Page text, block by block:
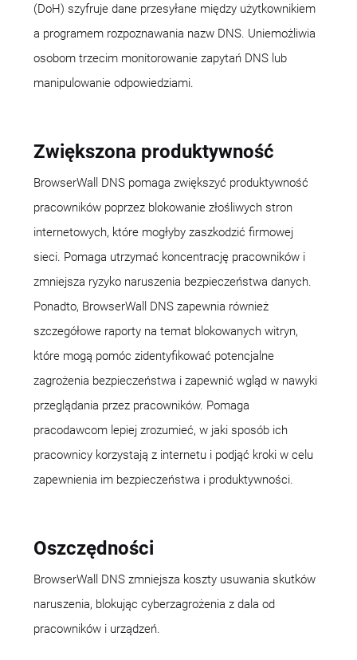
(DoH) szyfruje dane przesyłane między użytkownikiem
a programem rozpoznawania nazw DNS. Uniemożliwia
osobom trzecim monitorowanie zapytań DNS lub
manipulowanie odpowiedziami.
Zwiększona produktywność
BrowserWall DNS pomaga zwiększyć produktywność
pracowników poprzez blokowanie złośliwych stron
internetowych, które mogłyby zaszkodzić firmowej
sieci. Pomaga utrzymać koncentrację pracowników i
zmniejsza ryzyko naruszenia bezpieczeństwa danych.
Ponadto, BrowserWall DNS zapewnia również
szczegółowe raporty na temat blokowanych witryn,
które mogą pomóc zidentyfikować potencjalne
zagrożenia bezpieczeństwa i zapewnić wgląd w nawyki
przeglądania przez pracowników. Pomaga
pracodawcom lepiej zrozumieć, w jaki sposób ich
pracownicy korzystają z internetu i podjąć kroki w celu
zapewnienia im bezpieczeństwa i produktywności.
Oszczędności
BrowserWall DNS zmniejsza koszty usuwania skutków
naruszenia, blokując cyberzagrożenia z dala od
pracowników i urządzeń.